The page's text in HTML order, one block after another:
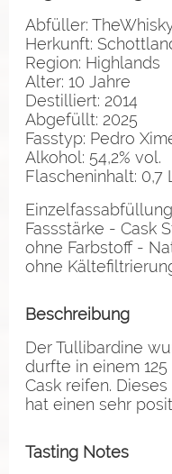
Abfüller:
Herkunft:
Region: Highlands
Alter: 10 Jahre
Destilliert: 2014
Abgefüllt: 2025
Fasstyp: Pedro
Alkohol: 54,2% vol.
Flascheninhalt: 0,7
Fassstärke - Cask
ohne Farbstoff -
ohne
Beschreibung
Der Tullibardine
durfte in einem
Cask reifen.
hat einen sehr
Tasting Notes